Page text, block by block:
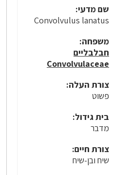
שם מדעי:
Convolvulus lanatus
משפחה:
חבלבליים
Convolvulaceae
צורת העלה:
פשוט
בית גידול:
מדבר
צורת חיים:
שיח ובן-שיח